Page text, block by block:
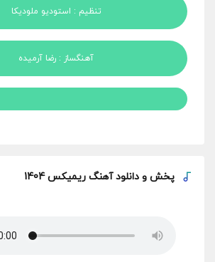
تنظیم : استودیو ملودیکا
آهنگساز : رضا آرمیده
پخش و دانلود آهنگ ریمیکس 1404